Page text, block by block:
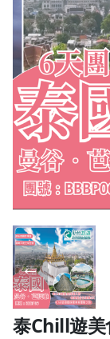
←
泰Chill遊美